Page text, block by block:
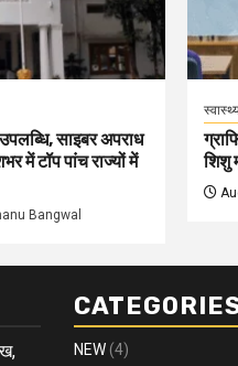
साइबर अपराध
में टॉप पांच राज्यों में
Bangwal
शिशु
NEW (4)